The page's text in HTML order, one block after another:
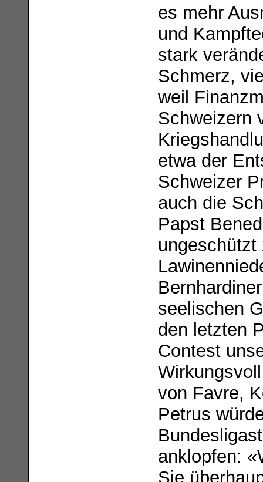
es mehr
und
stark
Schmerz,
weil
Schweizern
etwa der
Schweizer
auch die
Papst
seelischen
den letzten
Contest
von Favre,
Petrus
anklopfen:
Sie